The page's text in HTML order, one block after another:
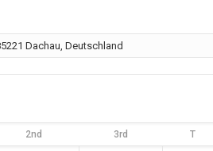
Dachau, Deutschland
2nd 3rd T